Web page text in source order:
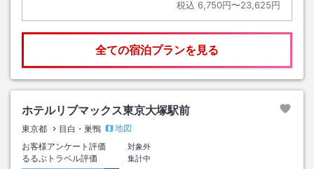
税込 6,750円〜23,625円
全ての宿泊プランを見る
ホテルリブマックス東京大塚駅前
東京都 目白・巣鴨
地図
お客様アンケート評価
対象外
るるぶトラベル評価
集計中